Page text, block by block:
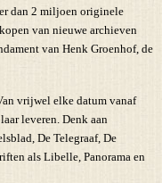
dan 2 miljoen originele
van nieuwe archieven
van Henk Groenhof, de
vrijwel elke datum vanaf
leveren. Denk aan
De Telegraaf, De
als Libelle, Panorama en